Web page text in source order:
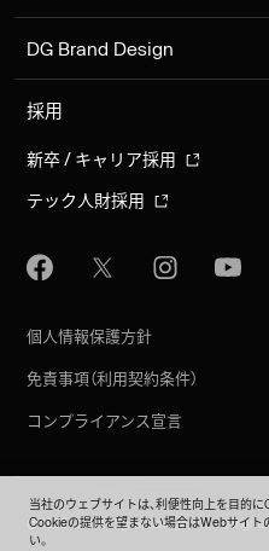
DG Brand Design
採用
新卒 / キャリア採用
テック人財採用
個人情報保護方針
免責事項（利用契約条件）
コンプライアンス宣言
©︎ 1995 - 2026 Digital Garage, Inc. All Rights
EN
当社のウェブサイトは、利便性向上を目的に
Cookieの提供を望まない場合はWebサイト
い。